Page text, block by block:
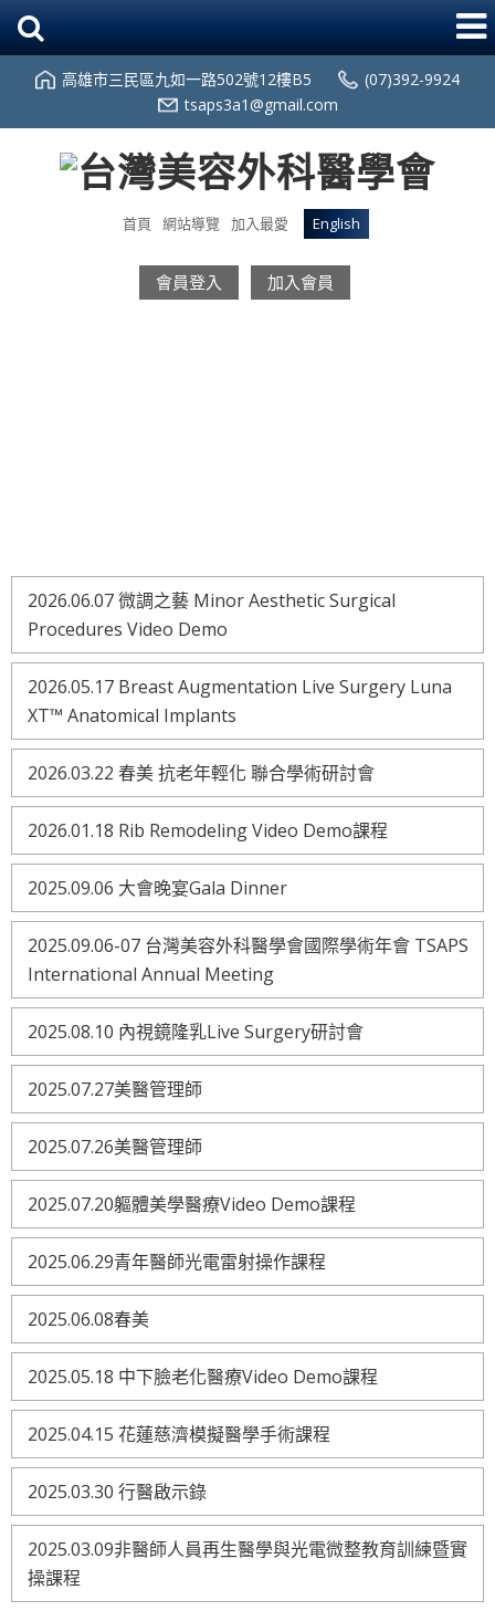
高雄市三民區九如一路502號12樓B5
(07)392-9924
tsaps3a1@gmail.com
首頁 網站導覽 加入最愛 English
會員登入 加入會員
2026.06.07 微調之藝 Minor Aesthetic Surgical
Procedures Video Demo
2026.05.17 Breast Augmentation Live Surgery Luna
XT™ Anatomical Implants
2026.03.22 春美 抗老年輕化 聯合學術研討會
2026.01.18 Rib Remodeling Video Demo課程
2025.09.06 大會晚宴Gala Dinner
2025.09.06-07 台灣美容外科醫學會國際學術年會 TSAPS
International Annual Meeting
2025.08.10 內視鏡隆乳Live Surgery研討會
2025.07.27美醫管理師
2025.07.26美醫管理師
2025.07.20軀體美學醫療Video Demo課程
2025.06.29青年醫師光電雷射操作課程
2025.06.08春美
2025.05.18 中下臉老化醫療Video Demo課程
2025.04.15 花蓮慈濟模擬醫學手術課程
2025.03.30 行醫啟示錄
2025.03.09非醫師人員再生醫學與光電微整教育訓練暨實
操課程